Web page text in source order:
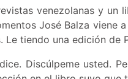
venezolanas y un
José Balza viene
Le tiendo una edición de
Discúlpeme usted.